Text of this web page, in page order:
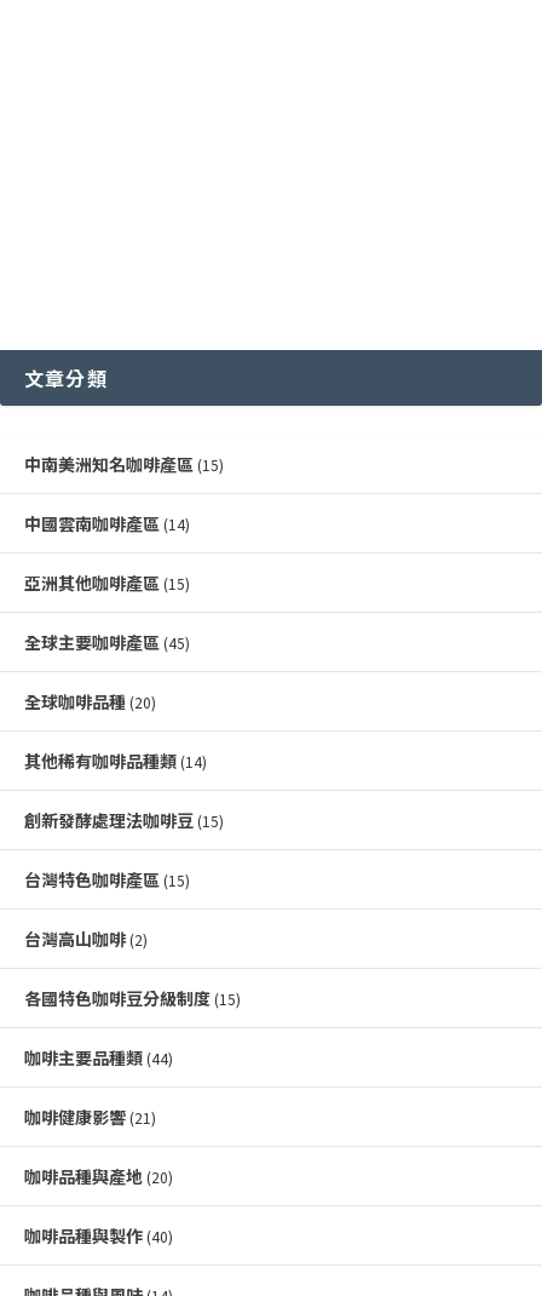
文章分類
中南美洲知名咖啡產區 (15)
中國雲南咖啡產區 (14)
亞洲其他咖啡產區 (15)
全球主要咖啡產區 (45)
全球咖啡品種 (20)
其他稀有咖啡品種類 (14)
創新發酵處理法咖啡豆 (15)
台灣特色咖啡產區 (15)
台灣高山咖啡(2)
各國特色咖啡豆分級制度 (15)
咖啡主要品種類 (44)
咖啡健康影響 (21)
咖啡品種與產地 (20)
咖啡品種與製作 (40)